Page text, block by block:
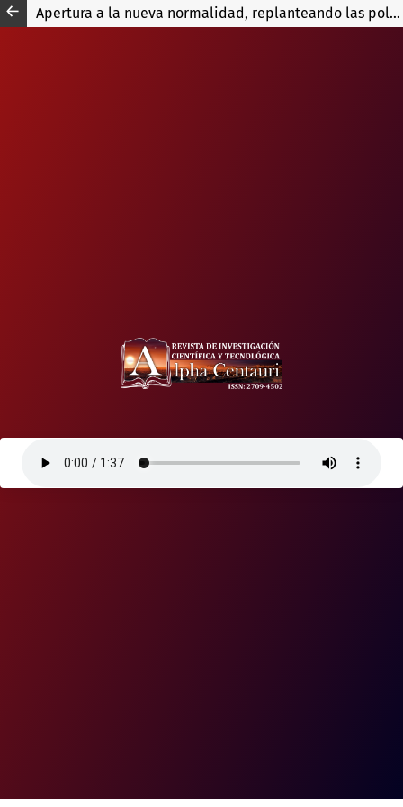
Apertura a la nueva normalidad, replanteando las políticas públicas para la educación básica en el Perú frente al covid-19